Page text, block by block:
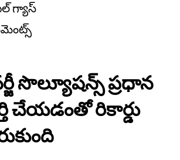
గ్యాస్
సొల్యూషన్స్ ప్రధాన
చేయడంతో రికార్డు